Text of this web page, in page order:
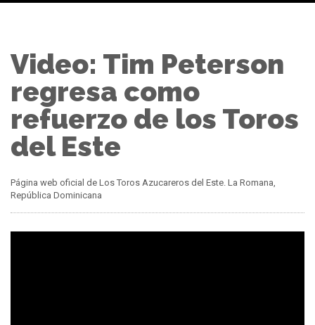
Video: Tim Peterson
regresa como
refuerzo de los Toros
del Este
Página web oficial de Los Toros Azucareros del Este. La Romana,
República Dominicana